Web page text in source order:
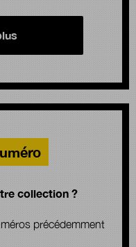
collection ?
précédemment